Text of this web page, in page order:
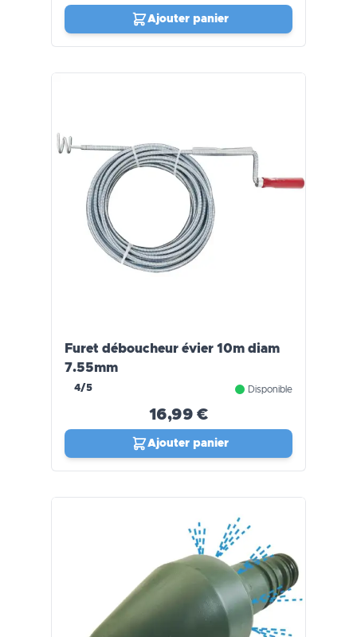
Ajouter panier
Furet déboucheur évier 10m diam
7.55mm
4/5 Disponible
16,99 €
Ajouter panier